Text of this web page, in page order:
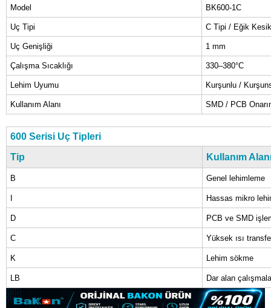
Model BK600-1C
Uç Tipi C Tipi / Eğik Kesik
Uç Genişliği 1 mm
Çalışma Sıcaklığı 330–380°C
Lehim Uyumu Kurşunlu /
Kullanım Alanı SMD / PCB
600 Serisi Uç Tipleri
Tip
Kullanım
B Genel lehimleme
Hassas mikro
D PCB ve SMD
C Yüksek ısı
K Lehim sökme
LB Dar alan